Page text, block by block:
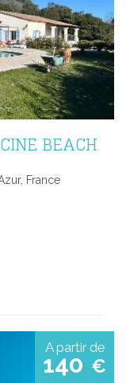
BEACH
France
A partir de
140 €